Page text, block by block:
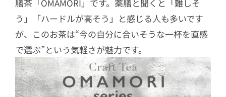
膳茶「OMAMORI」です。薬膳と聞くと「難しそ
う」「ハードルが高そう」と感じる人も多いです
が、このお茶は“今の自分に合いそうな一杯を直感
で選ぶ”という気軽さが魅力です。